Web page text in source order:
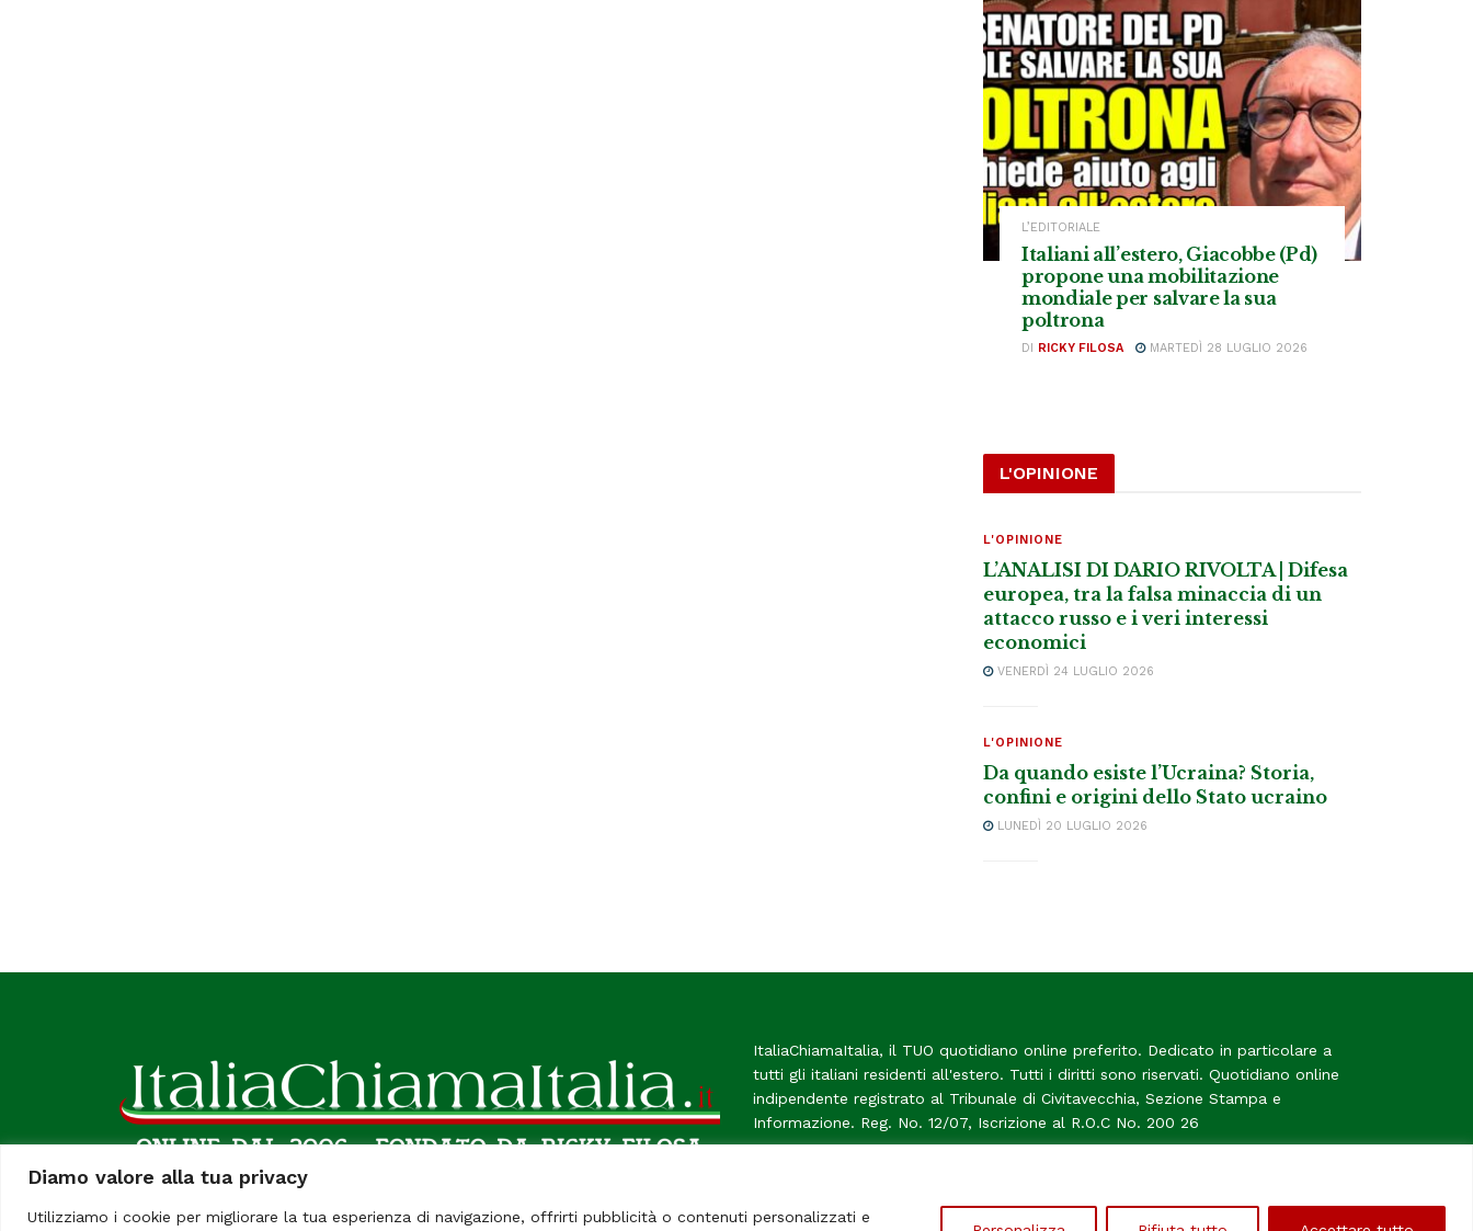
Diamo valore alla tua privacy
Utilizziamo i cookie per migliorare la tua esperienza di navigazione, offrirti pubblicità o contenuti personalizzati e
L’EDITORIALE
Italiani all’estero, Giacobbe (Pd)
propone una mobilitazione
mondiale per salvare la sua
poltrona
DI RICKY FILOSA MARTEDÌ 28 LUGLIO 2026
L'OPINIONE
L'OPINIONE
L’ANALISI DI DARIO RIVOLTA | Difesa
europea, tra la falsa minaccia di un
attacco russo e i veri interessi
economici
VENERDÌ 24 LUGLIO 2026
L'OPINIONE
Da quando esiste l’Ucraina? Storia,
confini e origini dello Stato ucraino
LUNEDÌ 20 LUGLIO 2026
ItaliaChiamaItalia, il TUO quotidiano online preferito. Dedicato in particolare a
tutti gli italiani residenti all'estero. Tutti i diritti sono riservati. Quotidiano online
indipendente registrato al Tribunale di Civitavecchia, Sezione Stampa e
Informazione. Reg. No. 12/07, Iscrizione al R.O.C No. 200 26